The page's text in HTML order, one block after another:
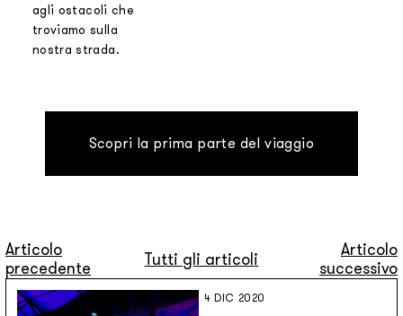
agli ostacoli che
troviamo sulla
nostra strada.
Scopri la prima parte del viaggio
Articolo
precedente
Tutti gli articoli
Articolo
successivo
4 DIC 2020